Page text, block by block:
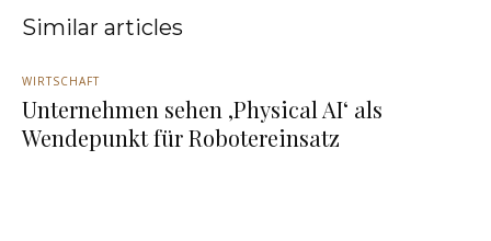
Similar articles
WIRTSCHAFT
Unternehmen sehen ‚Physical AI‘ als
Wendepunkt für Robotereinsatz